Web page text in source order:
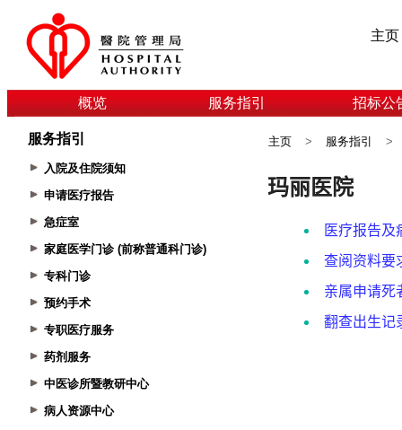
主页
概览 服务指引 招标公
服务指引
入院及住院须知
申请医疗报告
急症室
家庭医学门诊 (前称普通科门诊)
专科门诊
预约手术
专职医疗服务
药剂服务
中医诊所暨教研中心
病人资源中心
主页 > 服务指引 >